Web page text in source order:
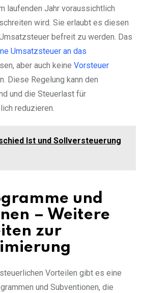
laufenden Jahr voraussichtlich
wird. Sie erlaubt es diesen
befreit zu werden. Das
Umsatzsteuer an das
aber auch keine Vorsteuer
Diese Regelung kann den
und die Steuerlast für
reduzieren.
Ist und Sollversteuerung
und
– Weitere
zur
Vorteilen gibt es eine
und Subventionen, die